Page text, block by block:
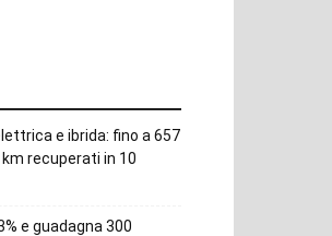
e ibrida: fino a 657
recuperati in 10
e guadagna 300